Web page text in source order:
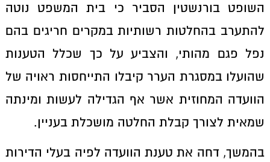
השופט בורנשטין הסביר כי בית המשפט נוטה
להתערב בהחלטות רשותיות במקרים חריגים בהם
נפל פגם מהותי, והצביע על כך שכלל הטענות
שהועלו במסגרת הערר קיבלו התייחסות ראויה של
הוועדה המחוזית אשר אף הגדילה לעשות ומינתה
שמאית לצורך קבלת החלטה מושכלת בעניין.
בהמשך, דחה את טענת הוועדה לפיה בעלי הדירות